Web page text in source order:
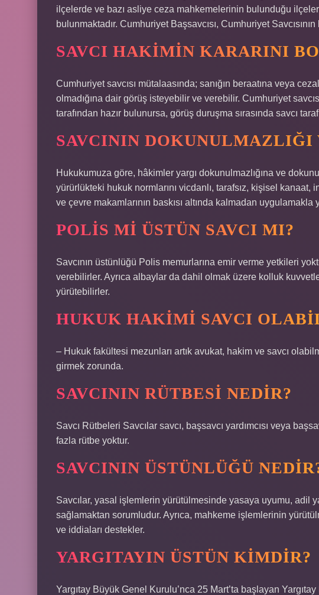
ilçelerde ve bazı asliye ceza mahkemelerinin bulunduğu
bulunmaktadır. Cumhuriyet Başsavcısı, Cumhuriyet
SAVCI HAKIMIN KARARINI
Cumhuriyet savcısı mütalaasında; sanığın beraatına veya
olmadığına dair görüş isteyebilir ve verebilir. Cumhuriyet
tarafından hazır bulunursa, görüş duruşma sırasında savcı
SAVCININ DOKUNULMAZLIĞI
Hukukumuza göre, hâkimler yargı dokunulmazlığına ve
yürürlükteki hukuk normlarını vicdanlı, tarafsız, kişisel
ve çevre makamlarının baskısı altında kalmadan uygulamakla
POLIS MI ÜSTÜN SAVCI MI?
Savcının üstünlüğü Polis memurlarına emir verme yetkileri
verebilirler. Ayrıca albaylar da dahil olmak üzere kolluk
yürütebilirler.
HUKUK HAKIMI SAVCI
– Hukuk fakültesi mezunları artık avukat, hakim ve savcı
girmek zorunda.
SAVCININ RÜTBESI NEDIR?
Savcı Rütbeleri Savcılar savcı, başsavcı yardımcısı veya
fazla rütbe yoktur.
SAVCININ ÜSTÜNLÜĞÜ
Savcılar, yasal işlemlerin yürütülmesinde yasaya uyumu, adil
sağlamaktan sorumludur. Ayrıca, mahkeme işlemlerinin
ve iddiaları destekler.
YARGITAYIN ÜSTÜN KIMDIR?
Yargıtay Büyük Genel Kurulu’nca 25 Mart’ta başlayan